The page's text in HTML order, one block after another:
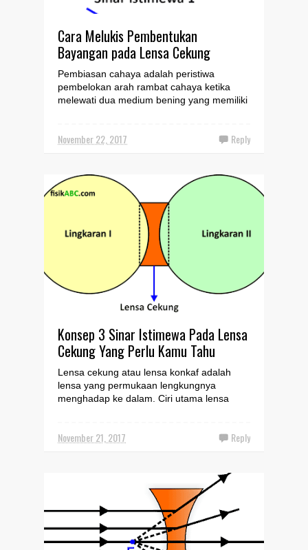
Cara Melukis Pembentukan
Bayangan pada Lensa Cekung
Pembiasan cahaya adalah peristiwa
pembelokan arah rambat cahaya ketika
melewati dua medium bening yang memiliki
November 22, 2017 Reply
Konsep 3 Sinar Istimewa Pada Lensa
Cekung Yang Perlu Kamu Tahu
Lensa cekung atau lensa konkaf adalah
lensa yang permukaan lengkungnya
menghadap ke dalam. Ciri utama lensa
November 21, 2017 Reply